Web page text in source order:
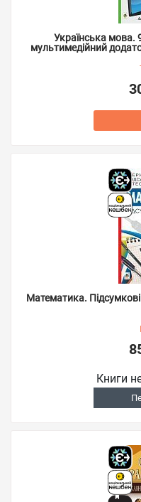
Українська мова.
мультимедійний
Математика.
Книги